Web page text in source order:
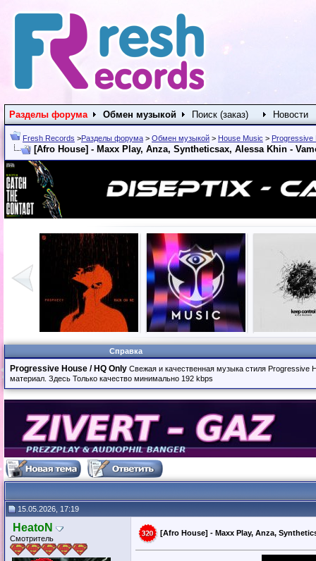
Разделы форума Обмен музыкой Поиск (заказ) Новости
Fresh Records >Разделы форума > Обмен музыкой > House Music > Progressive
[Afro House] - Maxx Play, Anza, Syntheticsax, Alessa Khin -
Справка
Progressive House / HQ Only Свежая и качественная музыка стиля Progressive
материал. Здесь Только качество минимально 192 kbps
15.05.2026, 17:19
HeatoN
Смотритель
[Afro House] - Maxx Play, Anza,